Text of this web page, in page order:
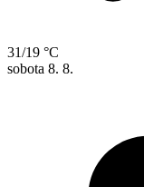
31/19 °C
sobota 8. 8.